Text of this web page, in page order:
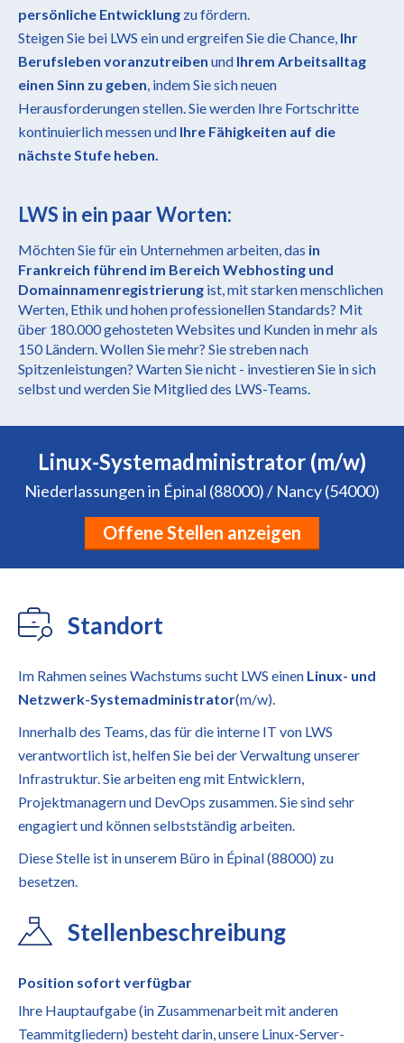
persönliche Entwicklung zu fördern.
Steigen Sie bei LWS ein und ergreifen Sie die Chance, Ihr
Berufsleben voranzutreiben und Ihrem Arbeitsalltag
einen Sinn zu geben , indem Sie sich neuen
Herausforderungen stellen. Sie werden Ihre Fortschritte
kontinuierlich messen und Ihre Fähigkeiten auf die
nächste Stufe heben.
LWS in ein paar Worten:
Möchten Sie für ein Unternehmen arbeiten, das in
Frankreich führend im Bereich Webhosting und
Domainnamenregistrierung ist, mit starken menschlichen
Werten, Ethik und hohen professionellen Standards? Mit
über 180.000 gehosteten Websites und Kunden in mehr als
150 Ländern. Wollen Sie mehr? Sie streben nach
Spitzenleistungen? Warten Sie nicht - investieren Sie in sich
selbst und werden Sie Mitglied des LWS-Teams.
Linux-Systemadministrator (m/w)
Niederlassungen in Épinal (88000) / Nancy (54000)
Offene Stellen anzeigen
Standort
Im Rahmen seines Wachstums sucht LWS einen Linux- und
Netzwerk-Systemadministrator(m/w).
Innerhalb des Teams, das für die interne IT von LWS
verantwortlich ist, helfen Sie bei der Verwaltung unserer
Infrastruktur. Sie arbeiten eng mit Entwicklern,
Projektmanagern und DevOps zusammen. Sie sind sehr
engagiert und können selbstständig arbeiten.
Diese Stelle ist in unserem Büro in Épinal (88000) zu
besetzen.
Stellenbeschreibung
Position sofort verfügbar
Ihre Hauptaufgabe (in Zusammenarbeit mit anderen
Teammitgliedern) besteht darin, unsere Linux-Server-